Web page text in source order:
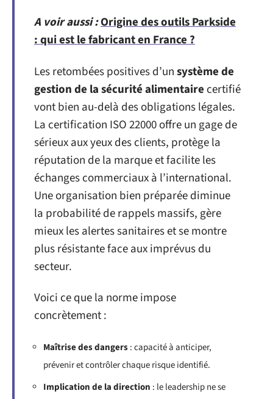
A voir aussi :Origine des outils Parkside
: qui est le fabricant en France ?
Les retombées positives d’unsystème de
gestion de la sécurité alimentaire certifié
vont bien au-delà des obligations légales.
La certification ISO 22000 offre un gage de
sérieux aux yeux des clients, protège la
réputation de la marque et facilite les
échanges commerciaux à l’international.
Une organisation bien préparée diminue
la probabilité de rappels massifs, gère
mieux les alertes sanitaires et se montre
plus résistante face aux imprévus du
secteur.
Voici ce que la norme impose
concrètement :
Maîtrise des dangers: capacité à anticiper,
prévenir et contrôler chaque risque identifié.
Implication de la direction : le leadership ne se